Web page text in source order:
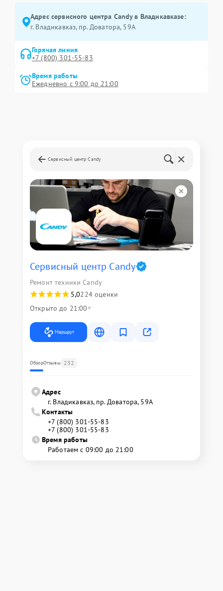
Адрес сервисного центра Candy в Владикавказе:
г. Владикавказ, пр. Доватора, 59А
Горячая линия
+7 (800) 301-55-83
Время работы
Ежедневно с 9:00 до 21:00
Сервисный центр Candy
Сервисный центр Candy
Ремонт техники Candy
5,0224 оценки
Открыто до 21:00
Маршрут
ОбзорОтзывы 232
Адрес
г. Владикавказ, пр. Доватора, 59А
Контакты
+7 (800) 301-55-83
+7 (800) 301-55-83
Время работы
Работаем с 09:00 до 21:00